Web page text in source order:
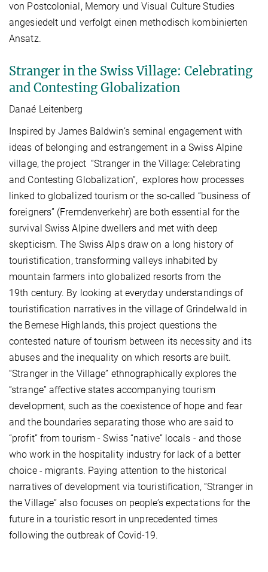
von Postcolonial, Memory und Visual Culture Studies
angesiedelt und verfolgt einen methodisch kombinierten
Ansatz.
Stranger in the Swiss Village: Celebrating
and Contesting Globalization
Danaé Leitenberg
Inspired by James Baldwin’s seminal engagement with
ideas of belonging and estrangement in a Swiss Alpine
village, the project “Stranger in the Village: Celebrating
and Contesting Globalization”, explores how processes
linked to globalized tourism or the so-called “business of
foreigners” (Fremdenverkehr) are both essential for the
survival Swiss Alpine dwellers and met with deep
skepticism. The Swiss Alps draw on a long history of
touristification, transforming valleys inhabited by
mountain farmers into globalized resorts from the
19th century. By looking at everyday understandings of
touristification narratives in the village of Grindelwald in
the Bernese Highlands, this project questions the
contested nature of tourism between its necessity and its
abuses and the inequality on which resorts are built.
“Stranger in the Village” ethnographically explores the
“strange” affective states accompanying tourism
development, such as the coexistence of hope and fear
and the boundaries separating those who are said to
“profit” from tourism - Swiss “native” locals - and those
who work in the hospitality industry for lack of a better
choice - migrants. Paying attention to the historical
narratives of development via touristification, “Stranger in
the Village” also focuses on people’s expectations for the
future in a touristic resort in unprecedented times
following the outbreak of Covid-19.